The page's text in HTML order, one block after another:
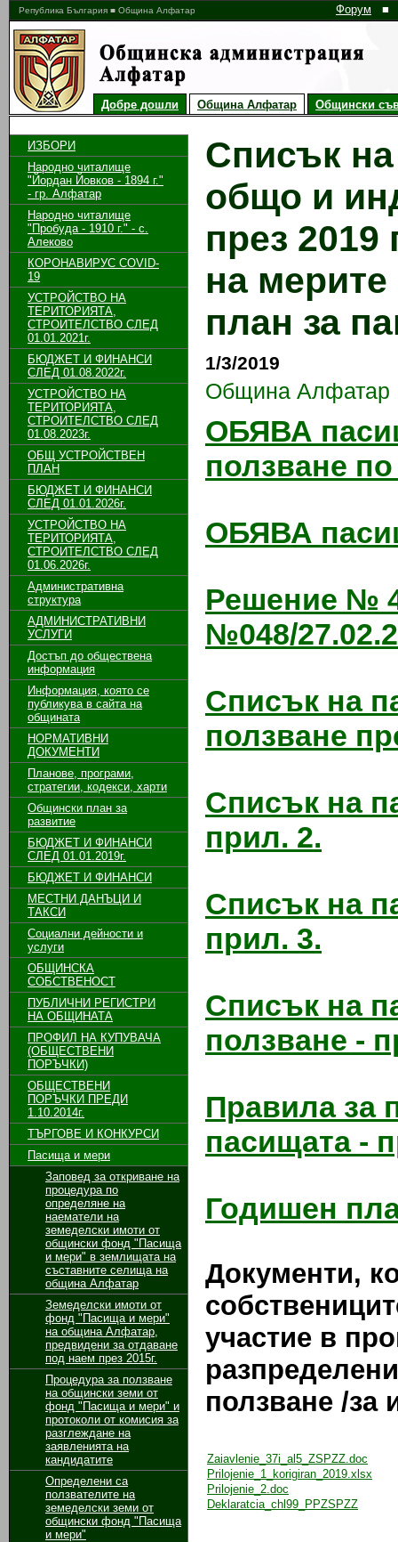
Република България ■ Община Алфатар Форум ■
Добре дошли Община Алфатар Общински
ИЗБОРИ
Народно читалище
"Йордан Йовков - 1894 г."
- гр. Алфатар
Народно читалище
"Пробуда - 1910 г." - с.
Алеково
КОРОНАВИРУС COVID-
19
УСТРОЙСТВО НА
ТЕРИТОРИЯТА,
СТРОИТЕЛСТВО СЛЕД
01.01.2021г.
БЮДЖЕТ И ФИНАНСИ
СЛЕД 01.08.2022г.
УСТРОЙСТВО НА
ТЕРИТОРИЯТА,
СТРОИТЕЛСТВО СЛЕД
01.08.2023г.
ОБЩ УСТРОЙСТВЕН
ПЛАН
БЮДЖЕТ И ФИНАНСИ
СЛЕД 01.01.2026г.
УСТРОЙСТВО НА
ТЕРИТОРИЯТА,
СТРОИТЕЛСТВО СЛЕД
01.06.2026г.
Административна
структура
АДМИНИСТРАТИВНИ
УСЛУГИ
Достъп до обществена
информация
Информация, която се
публикува в сайта на
общината
НОРМАТИВНИ
ДОКУМЕНТИ
Планове, програми,
стратегии, кодекси, харти
Общински план за
развитие
БЮДЖЕТ И ФИНАНСИ
СЛЕД 01.01.2019г.
БЮДЖЕТ И ФИНАНСИ
МЕСТНИ ДАНЪЦИ И
ТАКСИ
Социални дейности и
услуги
ОБЩИНСКА
СОБСТВЕНОСТ
ПУБЛИЧНИ РЕГИСТРИ
НА ОБЩИНАТА
ПРОФИЛ НА КУПУВАЧА
(ОБЩЕСТВЕНИ
ПОРЪЧКИ)
ОБЩЕСТВЕНИ
ПОРЪЧКИ ПРЕДИ
1.10.2014г.
ТЪРГОВЕ И КОНКУРСИ
Пасища и мери
Заповед за откриване на
процедура по
определяне на
наематели на
земеделски имоти от
общински фонд "Пасища
и мери" в землищата на
съставните селища на
община Алфатар
Земеделски имоти от
фонд "Пасища и мери"
на община Алфатар,
предвидени за отдаване
под наем през 2015г.
Процедура за ползване
на общински земи от
фонд "Пасища и мери" и
протоколи от комисия за
разглеждане на
заявленията на
кандидатите
Определени са
ползвателите на
земеделски земи от
общински фонд "Пасища
и мери"
Списък
общо и
през 2019
на
план за
1/3/2019
Община Алфатар
ОБЯВА
ползване
ОБЯВА
Решение №
№048/
Списък на
ползване
Списък на
прил. 2.
Списък на
прил. 3.
Списък на
ползване -
Правила за
пасищата -
Годишен
Документи,
участие в
ползване /за
Zaiavlenie_37i_al5_ZSPZZ.doc
Prilojenie_1_korigiran_2019.xlsx
Prilojenie_2.doc
Deklaratcia_chl99_PPZSPZZ